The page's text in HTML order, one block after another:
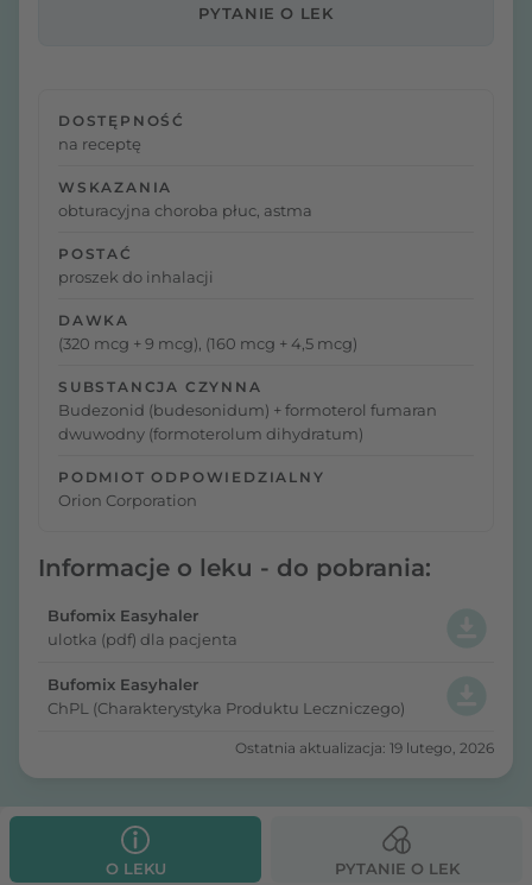
PYTANIE O LEK
DOSTĘPNOŚĆ
na receptę
WSKAZANIA
obturacyjna choroba płuc, astma
POSTAĆ
proszek do inhalacji
DAWKA
(320 mcg + 9 mcg), (160 mcg + 4,5 mcg)
SUBSTANCJA CZYNNA
Budezonid (budesonidum) + formoterol fumaran
dwuwodny (formoterolum dihydratum)
PODMIOT ODPOWIEDZIALNY
Orion Corporation
Informacje o leku - do pobrania:
Bufomix Easyhaler
ulotka (pdf) dla pacjenta
Bufomix Easyhaler
ChPL (Charakterystyka Produktu Leczniczego)
Ostatnia aktualizacja: 19 lutego, 2026
O LEKU PYTANIE O LEK